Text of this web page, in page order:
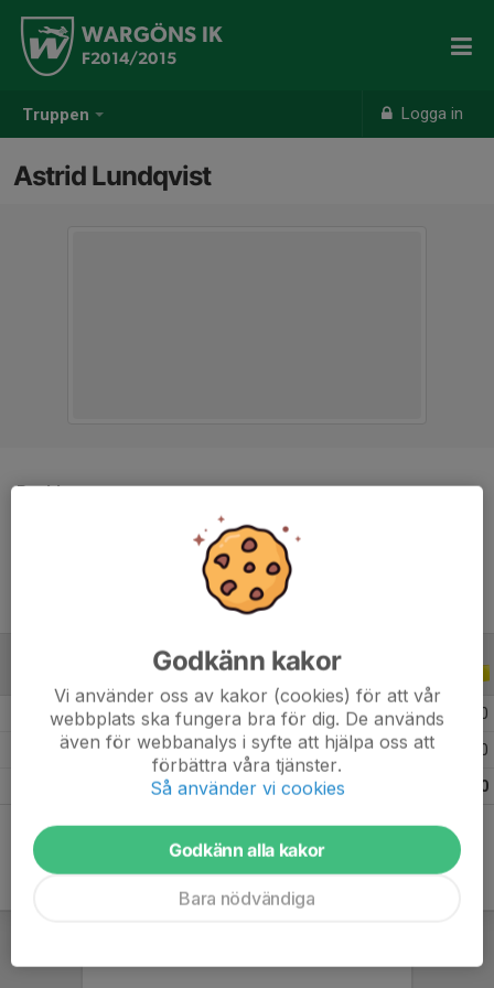
Truppen Logga in
WARGÖNS IK
F2014/2015
Astrid Lundqvist
Position
-
10 år
ALLA ÅR
2026 2 0 0 0
2 0 0
0
Godkänn kakor
Vi använder oss av kakor (cookies) för att vår
webbplats ska fungera bra för dig. De används
även för webbanalys i syfte att hjälpa oss att
förbättra våra tjänster.
Så använder vi cookies
Godkänn alla kakor
Bara nödvändiga